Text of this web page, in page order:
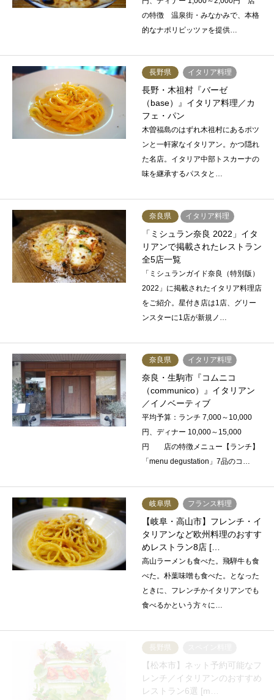
の特徴 温泉街・みなかみで、本格
的なナポリピッツァを提供…
長野県 イタリア料理
長野・木祖村『バーゼ
（base）』イタリア料理／カ
フェ・パン
木曽福島のはずれ木祖村にあるポツ
ンと一軒家なイタリアン。かつ隠れ
た名店。イタリア中部トスカーナの
味を継承するパスタと…
奈良県 イタリア料理
「ミシュラン奈良 2022」イタ
リアンで掲載されたレストラン
全5店一覧
「ミシュランガイド奈良（特別版）
2022」に掲載されたイタリア料理店
をご紹介。星付き店は1店、グリー
ンスターに1店が新規ノ…
奈良県 イタリア料理
奈良・生駒市『コムニコ
（communico）』イタリアン
／イノベーティブ
平均予算：ランチ 7,000～10,000
円、ディナー 10,000～15,000
円 店の特徴メニュー【ランチ】
「menu degustation」7品のコ…
岐阜県 フランス料理
【岐阜・高山市】フレンチ・イ
タリアンなど欧州料理のおすす
めレストラン8店 […
高山ラーメンも食べた。飛騨牛も食
べた。朴葉味噌も食べた。となった
ときに、フレンチかイタリアンでも
食べるかという方々に…
長野県
【松本市】ネット予約可能なフ
レンチ／イタリアンのおすすめ
レストラン6選 [m…